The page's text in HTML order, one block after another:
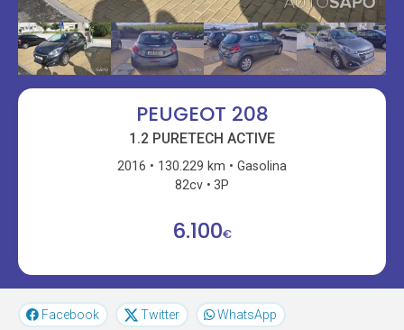
PEUGEOT 208
1.2 PURETECH ACTIVE
2016 130.229 km
Gasolina
82cv
3P
6.100€
Facebook Twitter WhatsApp